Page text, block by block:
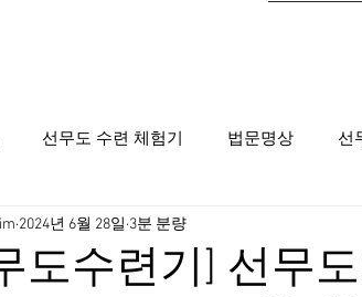
선무도 수련 체험기 법문명상 선
시명상 선무도사진
도수련기] 선무
2024년 6월 28일 3분 분량